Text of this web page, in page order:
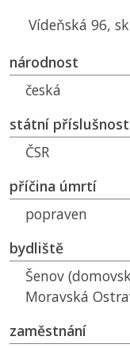
Vídeňská 96,
národnost
česká
státní příslušnost
ČSR
příčina úmrtí
popraven
bydliště
Šenov
Moravská
zaměstnání